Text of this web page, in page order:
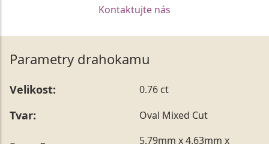
Kontaktujte nás
Parametry drahokamu
Velikost: 0.76 ct
Tvar: Oval Mixed Cut
5.79mm x 4.63mm x